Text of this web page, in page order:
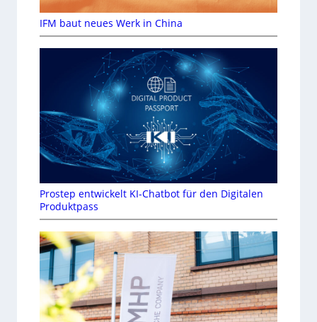
IFM baut neues Werk in China
Prostep entwickelt KI-Chatbot für den Digitalen
Produktpass